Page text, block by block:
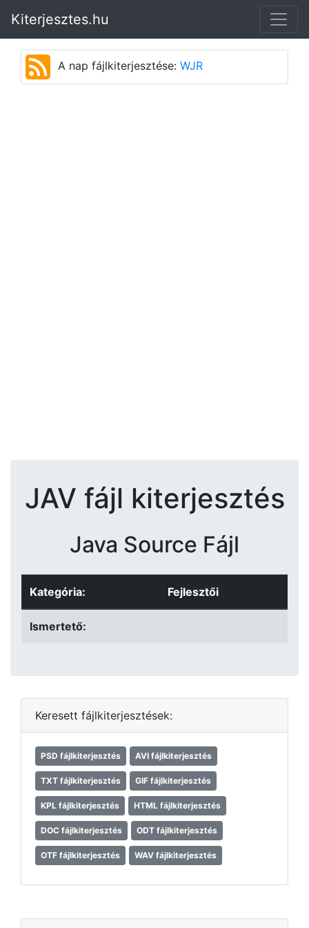
Kiterjesztes.hu
A nap fájlkiterjesztése: WJR
JAV fájl kiterjesztés
Java Source Fájl
Kategória: Fejlesztői
Ismertető:
Keresett fájlkiterjesztések:
PSD fájlkiterjesztés AVI fájlkiterjesztés
TXT fájlkiterjesztés GIF fájlkiterjesztés
KPL fájlkiterjesztés HTML fájlkiterjesztés
DOC fájlkiterjesztés ODT fájlkiterjesztés
OTF fájlkiterjesztés WAV fájlkiterjesztés